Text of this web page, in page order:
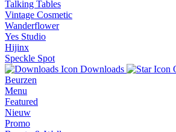
Talking Tables
Vintage Cosmetic
Wanderflower
Yes Studio
Hijinx
Speckle Spot
Downloads
Beurzen
Menu
Featured
Nieuw
Promo